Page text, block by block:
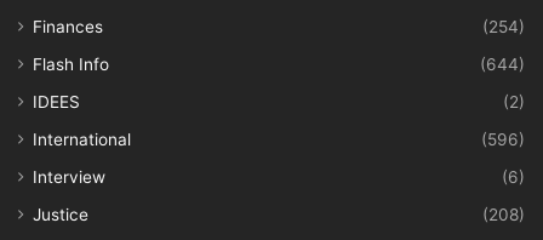
Finances
(254)
Flash Info
(644)
IDEES
(2)
International
(596)
Interview
(6)
Justice
(208)